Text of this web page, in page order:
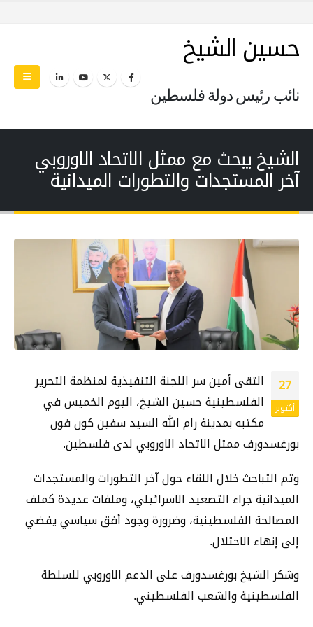
حسين الشيخ
نائب رئيس دولة فلسطين
الشيخ يبحث مع ممثل الاتحاد الاوروبي
آخر المستجدات والتطورات الميدانية
27
أكتوبر
التقى أمين سر اللجنة التنفيذية لمنظمة التحرير
الفلسطينية حسين الشيخ، اليوم الخميس في
مكتبه بمدينة رام الله السيد سفين كون فون
بورغسدورف ممثل الاتحاد الاوروبي لدى فلسطين.
وتم التباحث خلال اللقاء حول آخر التطورات والمستجدات
الميدانية جراء التصعيد الاسرائيلي، وملفات عديدة كملف
المصالحة الفلسطينية، وضرورة وجود أفق سياسي يفضي
إلى إنهاء الاحتلال.
وشكر الشيخ بورغسدورف على الدعم الاوروبي للسلطة
الفلسطينية والشعب الفلسطيني.